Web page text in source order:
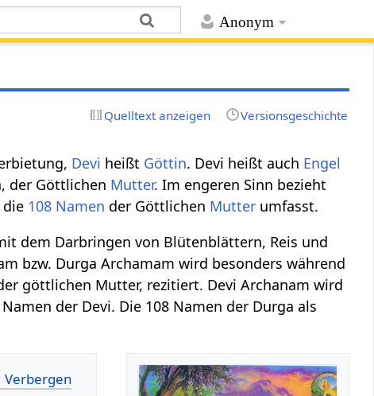
Anonym
Quelltext anzeigen Versionsgeschichte
Devi heißt Göttin. Devi heißt auch Engel
der Göttlichen Mutter. Im engeren Sinn bezieht
die 108 Namen der Göttlichen Mutter umfasst.
dem Darbringen von Blütenblättern, Reis und
bzw. Durga Archamam wird besonders während
göttlichen Mutter, rezitiert. Devi Archanam wird
der Devi. Die 108 Namen der Durga als